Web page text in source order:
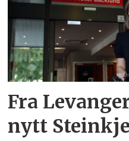
Fra
nytt